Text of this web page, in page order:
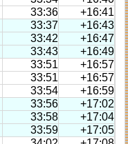
33:36
+16:41
33:37
+16:43
33:42
+16:47
33:43
+16:49
33:51
+16:57
33:51
+16:57
33:54
+16:59
33:56
+17:02
33:58
+17:04
33:59
+17:05